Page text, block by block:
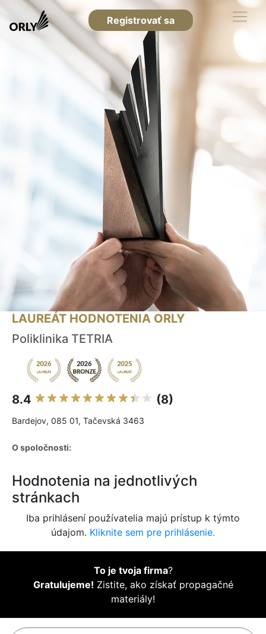
Registrovať sa
LAUREÁT HODNOTENIA ORLY
Poliklinika TETRIA
8.4 (8)
Bardejov, 085 01, Tačevská 3463
O spoločnosti:
Hodnotenia na jednotlivých
stránkach
Iba prihlásení používatelia majú prístup k týmto
údajom. Kliknite sem pre prihlásenie.
To je tvoja firma?
Gratulujeme! Zistite, ako získať propagačné
materiály!